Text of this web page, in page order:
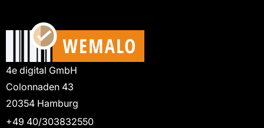
4e digital GmbH
Colonnaden 43
20354 Hamburg
+49 40/303832550